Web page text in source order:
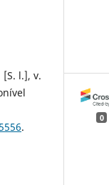
[S. l.], v.
.
0